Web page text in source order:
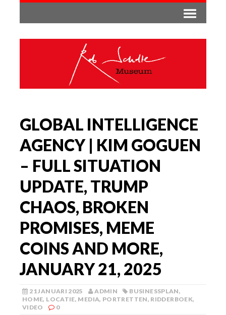
GLOBAL INTELLIGENCE
AGENCY | KIM GOGUEN
– FULL SITUATION
UPDATE, TRUMP
CHAOS, BROKEN
PROMISES, MEME
COINS AND MORE,
JANUARY 21, 2025
21 JANUARI 2025 ADMIN BUSINESSPLAN,
HOME, LOCATIE, MEDIA, PORTRETTEN, RIDDERBOEK,
VIDEO
0